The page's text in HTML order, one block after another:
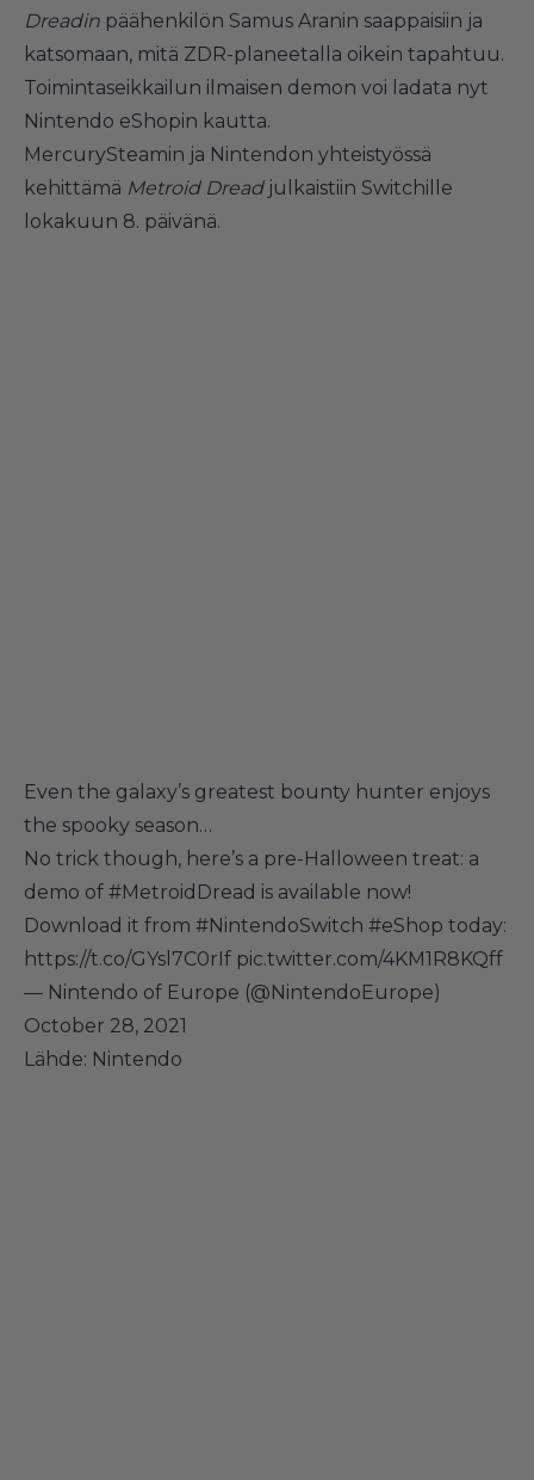
Dreadin päähenkilön Samus Aranin saappaisiin ja
katsomaan, mitä ZDR-planeetalla oikein tapahtuu.
Toimintaseikkailun ilmaisen demon voi ladata nyt
Nintendo eShopin kautta.
MercurySteamin ja Nintendon yhteistyössä
kehittämä Metroid Dreadjulkaistiin Switchille
lokakuun 8. päivänä.
Even the galaxy’s greatest bounty hunter enjoys
the spooky season…
No trick though, here’s a pre-Halloween treat: a
demo of #MetroidDread is available now!
Download it from #NintendoSwitch #eShop today:
https://t.co/GYsl7C0rIf pic.twitter.com/4KM1R8KQff
— Nintendo of Europe (@NintendoEurope)
October 28, 2021
Lähde: Nintendo